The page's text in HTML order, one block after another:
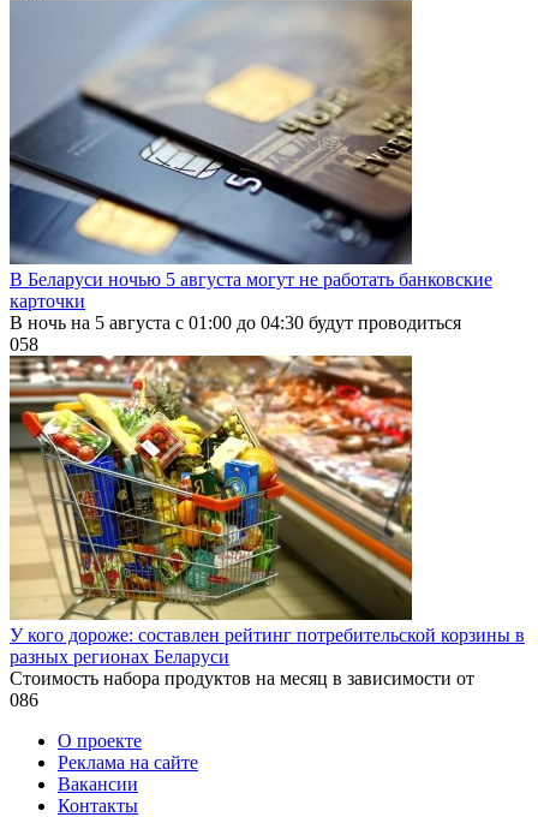
В Беларуси ночью 5 августа могут не работать банковские
карточки
В ночь на 5 августа с 01:00 до 04:30 будут проводиться
058
У кого дороже: составлен рейтинг потребительской корзины в
разных регионах Беларуси
Стоимость набора продуктов на месяц в зависимости от
086
О проекте
Реклама на сайте
Вакансии
Контакты